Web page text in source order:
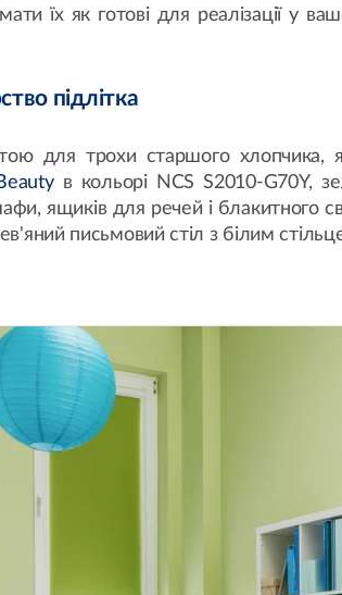
їх як готові для реалізації у
підлітка
для трохи старшого хлопчика,
в кольорі NCS S2010-G70Y,
ящиків для речей і блакитного
письмовий стіл з білим